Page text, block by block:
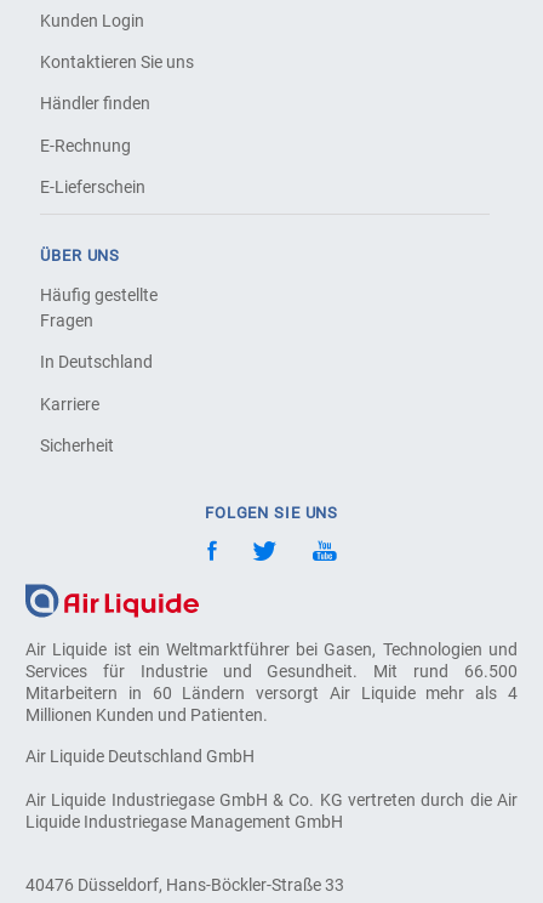
Air Liquide ist ein Weltmarktführer bei Gasen, Technologien und
Services für Industrie und Gesundheit. Mit rund 66.500
Mitarbeitern in 60 Ländern versorgt Air Liquide mehr als 4
Millionen Kunden und Patienten.
Air Liquide Deutschland GmbH
Air Liquide Industriegase GmbH & Co. KG vertreten durch die Air
Liquide Industriegase Management GmbH
40476 Düsseldorf, Hans-Böckler-Straße 33
Kunden Login
Kontaktieren Sie uns
Händler finden
E-Rechnung
E-Lieferschein
ÜBER UNS
Häufig gestellte
Fragen
In Deutschland
Karriere
Sicherheit
FOLGEN SIE UNS